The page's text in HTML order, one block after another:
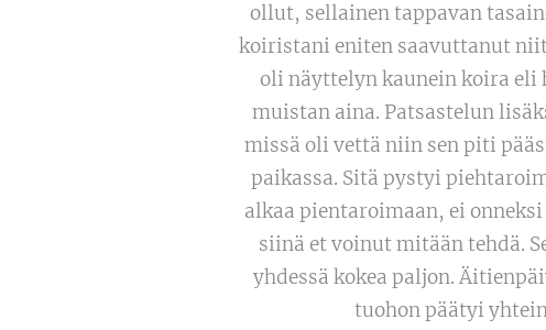
ollut, sellainen tappavan
koiristani eniten saavuttanut
oli näyttelyn kaunein koira eli
muistan aina. Patsastelun
missä oli vettä niin sen piti
paikassa. Sitä pystyi
alkaa pientaroimaan, ei
siinä et voinut mitään tehdä.
yhdessä kokea paljon.
tuohon päätyi